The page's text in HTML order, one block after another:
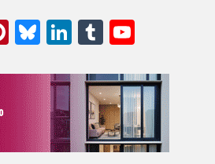
Pinterest
Bluesky
LinkedIn
Tumblr